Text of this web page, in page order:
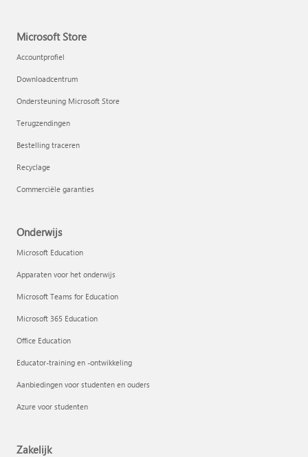
Microsoft Store
Accountprofiel
Downloadcentrum
Ondersteuning Microsoft Store
Terugzendingen
Bestelling traceren
Recyclage
Commerciële garanties
Onderwijs
Microsoft Education
Apparaten voor het onderwijs
Microsoft Teams for Education
Microsoft 365 Education
Office Education
Educator-training en -ontwikkeling
Aanbiedingen voor studenten en ouders
Azure voor studenten
Zakelijk